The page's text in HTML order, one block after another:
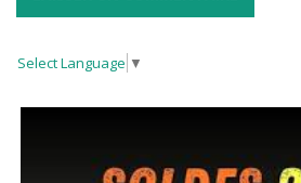
Select Language ▼